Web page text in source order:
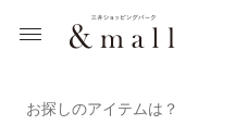
お探しのアイテムは？